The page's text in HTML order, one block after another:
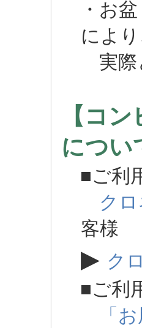
・お盆
によ
実際と
【コ
につ
■ご利
ク
客様
▶ ク
■ご利
「